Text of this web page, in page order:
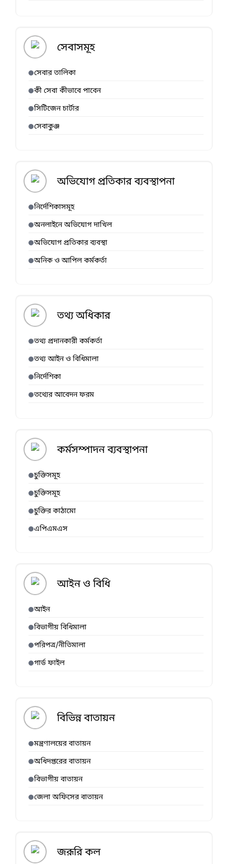
সেবাসমূহ
সেবার তালিকা
কী সেবা কীভাবে পাবেন
সিটিজেন চার্টার
সেবাকুঞ্জ
অভিযোগ প্রতিকার ব্যবস্থাপনা
নির্দেশিকাসমূহ
অনলাইনে অভিযোগ দাখিল
অভিযোগ প্রতিকার ব্যবস্থা
অনিক ও আপিল কর্মকর্তা
তথ্য অধিকার
তথ্য প্রদানকারী কর্মকর্তা
তথ্য আইন ও বিধিমালা
নির্দেশিকা
তথ্যের আবেদন ফরম
কর্মসম্পাদন ব্যবস্থাপনা
চুক্তিসমূহ
চুক্তিসমূহ
চুক্তির কাঠামো
এপিএমএস
আইন ও বিধি
আইন
বিভাগীয় বিধিমালা
পরিপত্র/নীতিমালা
গার্ড ফাইল
বিভিন্ন বাতায়ন
মন্ত্রণালয়ের বাতায়ন
অধিদপ্তরের বাতায়ন
বিভাগীয় বাতায়ন
জেলা অফিসের বাতায়ন
জরূরি কল